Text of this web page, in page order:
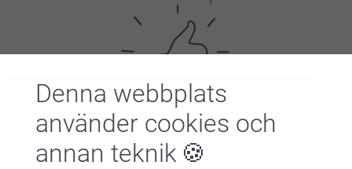
Denna webbplats
använder cookies och
annan teknik
Nöjd kundgaranti